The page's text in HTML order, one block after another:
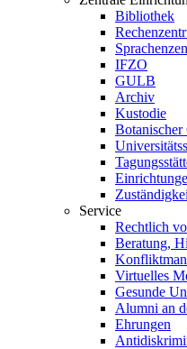
Bibliothek
IFZO
GULB
Archiv
Kustodie
Botanischer
Service
Rechtlich
Beratung,
Virtuelles
Gesunde
Alumni an
Ehrungen